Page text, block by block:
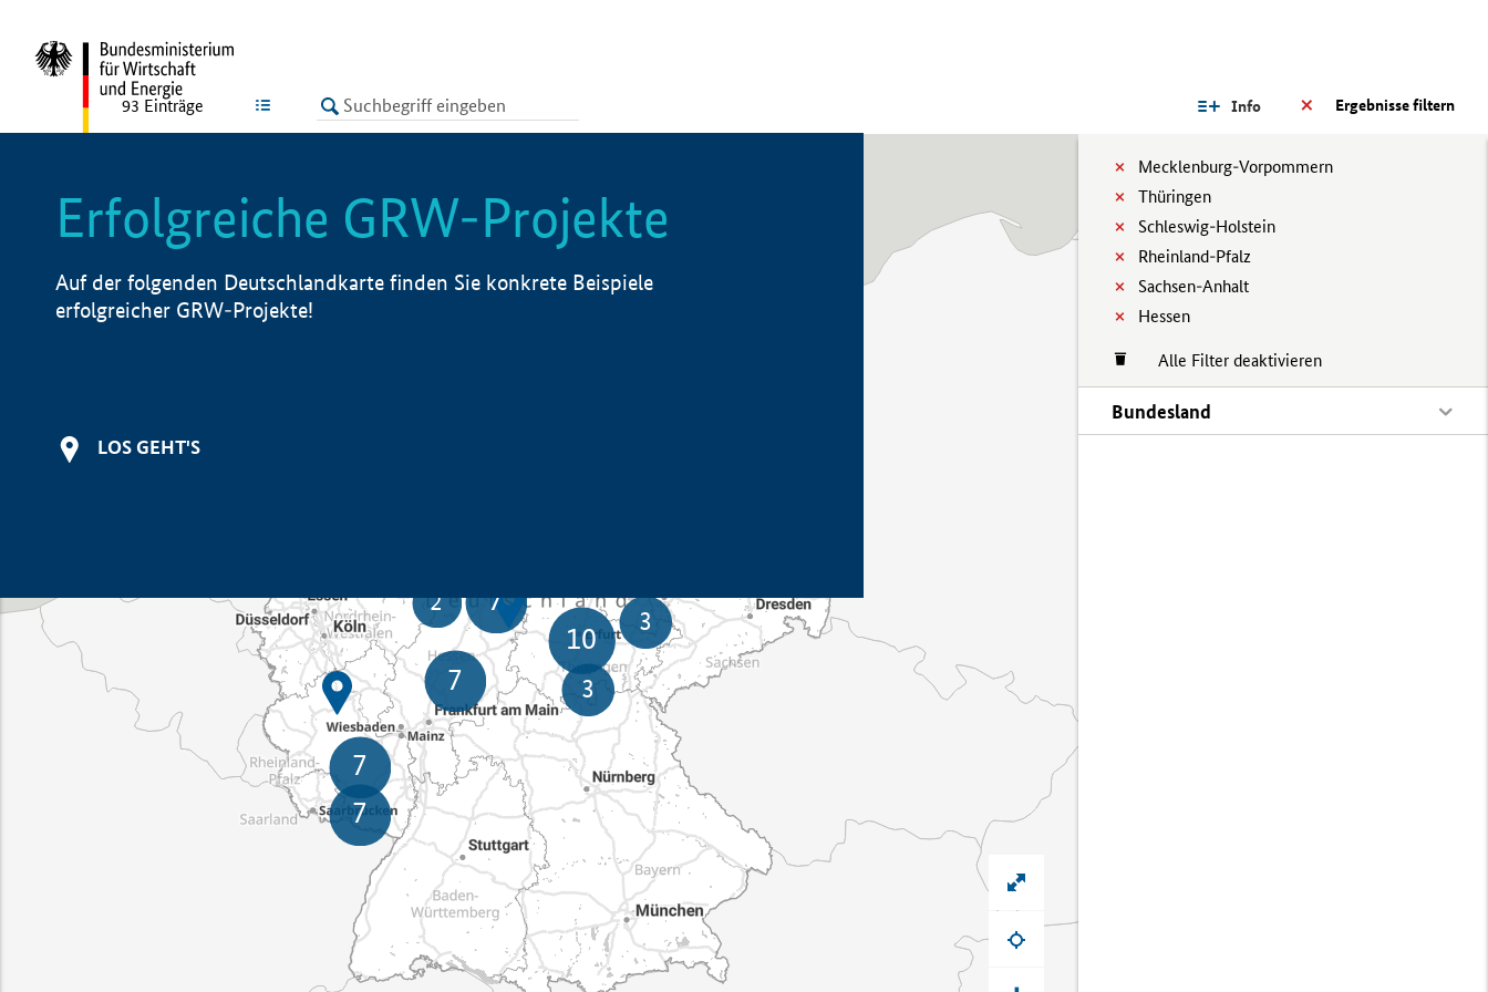
LISTE Ergebnisse filtern
Info
Mecklenburg-Vorpommern
Thüringen
Schleswig-Holstein
Rheinland-Pfalz
Sachsen-Anhalt
Hessen
Alle Filter deaktivieren
Bundesland
93 Einträge
Erfolgreiche GRW-Projekte
Auf der folgenden Deutschlandkarte finden Sie konkrete Beispiele
erfolgreicher GRW-Projekte!
LOS GEHT'S